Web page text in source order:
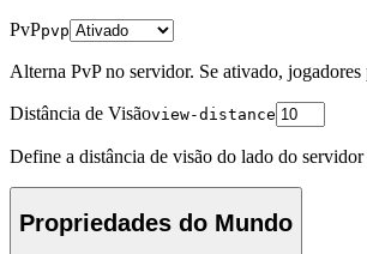
PvPpvp
Alterna PvP no servidor. Se ativado, jogadores
Distância de Visãoview-distance
Define a distância de visão do lado do servidor
Propriedades do Mundo